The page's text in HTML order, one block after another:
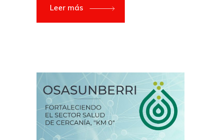
Leer más